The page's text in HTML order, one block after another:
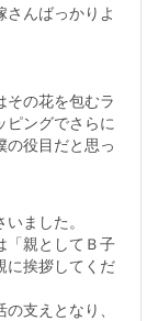
さんばっかりよ
その花を包むラ
ピングでさらに
の役目だと思っ
ました。
「親としてＢ子
に挨拶してくだ
支えとなり、